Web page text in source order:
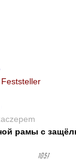
Feststeller
рамы с